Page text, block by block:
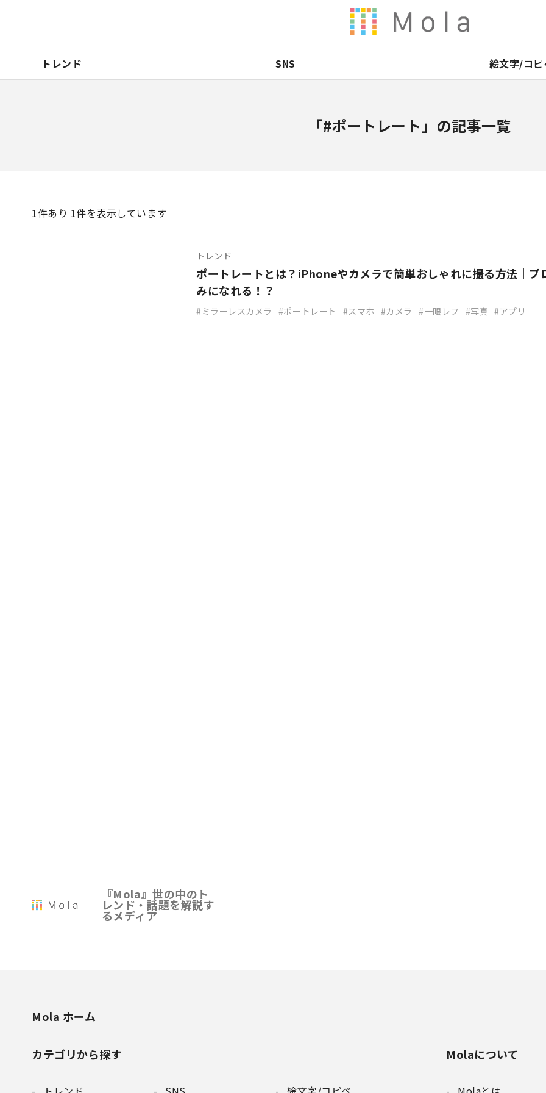
トレンド SNS 絵文字/コピ
「#ポートレート」の記事一覧
1件あり 1件を表示しています
トレンド
ポートレートとは？iPhoneやカメラで簡単おしゃれに撮る方法｜プ
みになれる！？
ミラーレスカメラ ポートレート スマホ カメラ 一眼レフ 写真 アプリ
『Mola』世の中のト
レンド・話題を解説す
るメディア
Mola ホーム
カテゴリから探す Molaについて